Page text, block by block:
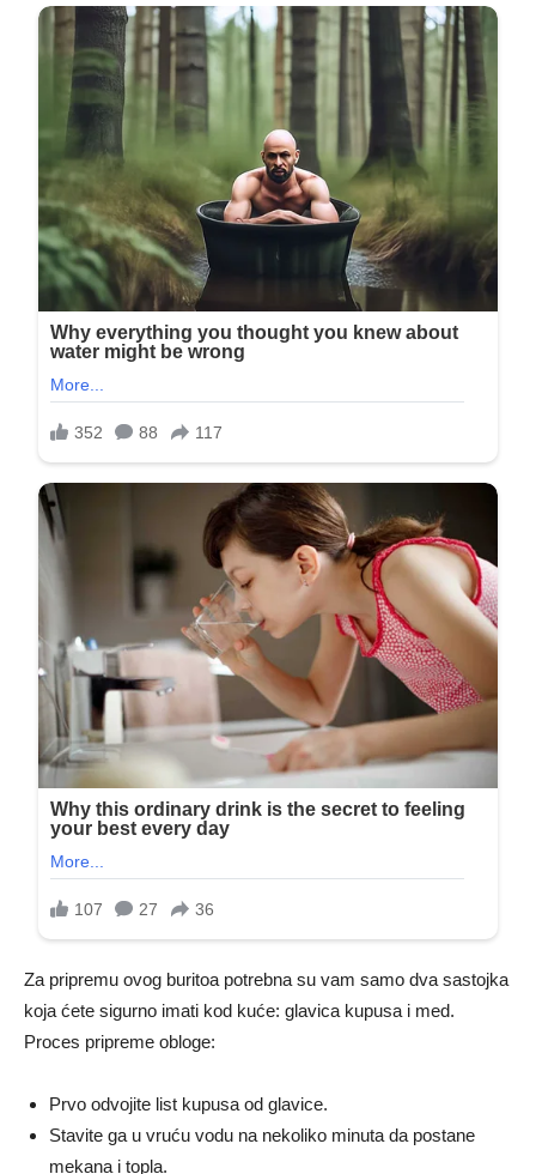
Za pripremu ovog buritoa potrebna su vam samo dva sastojka
koja ćete sigurno imati kod kuće: glavica kupusa i med.
Proces pripreme obloge:
Prvo odvojite list kupusa od glavice.
Stavite ga u vruću vodu na nekoliko minuta da postane
mekana i topla.